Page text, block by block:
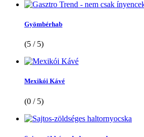
Gyömbérhab
(5 / 5)
Mexikói Kávé
(0 / 5)